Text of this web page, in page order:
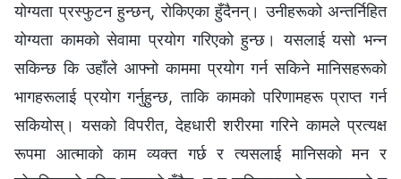
योग्यता प्रस्फुटन हुन्छन्, रोकिएका हुँदैनन्। उनीहरूको अन्तर्निहित
योग्यता कामको सेवामा प्रयोग गरिएको हुन्छ। यसलाई यसो भन्‍न
सकिन्छ कि उहाँले आफ्नो काममा प्रयोग गर्न सकिने मानिसहरूको
भागहरूलाई प्रयोग गर्नुहुन्छ, ताकि कामको परिणामहरू प्राप्‍त गर्न
सकियोस्। यसको विपरीत, देहधारी शरीरमा गरिने कामले प्रत्यक्ष
रूपमा आत्माको काम व्यक्त गर्छ र त्यसलाई मानिसको मन र